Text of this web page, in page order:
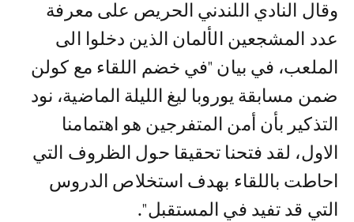
وقال النادي اللندني الحريص على معرفة
عدد المشجعين الألمان الذين دخلوا الى
الملعب، في بيان "في خضم اللقاء مع كولن
ضمن مسابقة يوروبا ليغ الليلة الماضية، نود
التذكير بأن أمن المتفرجين هو اهتمامنا
الاول، لقد فتحنا تحقيقا حول الظروف التي
احاطت باللقاء بهدف استخلاص الدروس
التي قد تفيد في المستقبل".